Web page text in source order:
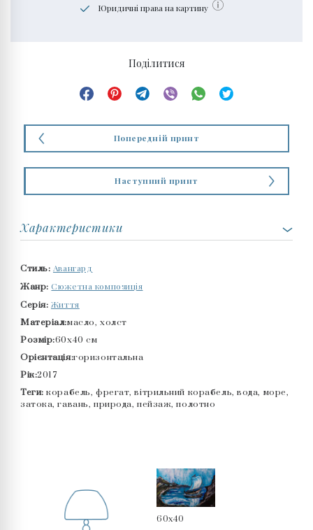
Юридичні права на картину
Поділитися
Попередній принт
Наступний принт
Характеристики
Стиль: Авангард
Жанр: Сюжетна композиція
Серія: Життя
Матеріал:масло, холст
Розмір:60x40 см
Орієнтація:горизонтальна
Рік:2017
Теги: корабель, фрегат, вітрильний корабель, вода, море,
затока, гавань, природа, пейзаж, полотно
60x40